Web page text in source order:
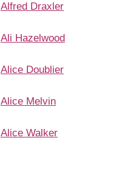
Alfred Draxler
Ali Hazelwood
Alice Doublier
Alice Melvin
Alice Walker